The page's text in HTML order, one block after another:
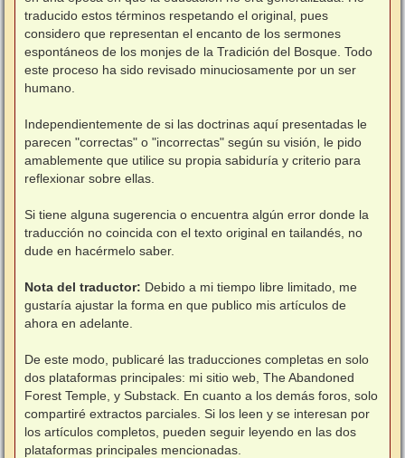
traducido estos términos respetando el original, pues
considero que representan el encanto de los sermones
espontáneos de los monjes de la Tradición del Bosque. Todo
este proceso ha sido revisado minuciosamente por un ser
humano.
Independientemente de si las doctrinas aquí presentadas le
parecen "correctas" o "incorrectas" según su visión, le pido
amablemente que utilice su propia sabiduría y criterio para
reflexionar sobre ellas.
Si tiene alguna sugerencia o encuentra algún error donde la
traducción no coincida con el texto original en tailandés, no
dude en hacérmelo saber.
Nota del traductor: Debido a mi tiempo libre limitado, me
gustaría ajustar la forma en que publico mis artículos de
ahora en adelante.
De este modo, publicaré las traducciones completas en solo
dos plataformas principales: mi sitio web, The Abandoned
Forest Temple, y Substack. En cuanto a los demás foros, solo
compartiré extractos parciales. Si los leen y se interesan por
los artículos completos, pueden seguir leyendo en las dos
plataformas principales mencionadas.